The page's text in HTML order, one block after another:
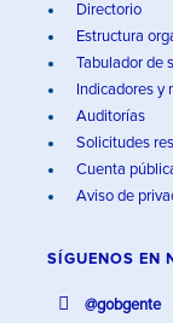
Directorio
Estructura
Tabulador de
Indicadores y
Auditorías
Solicitudes
Cuenta
Aviso de
SÍGUENOS EN
@gobgente